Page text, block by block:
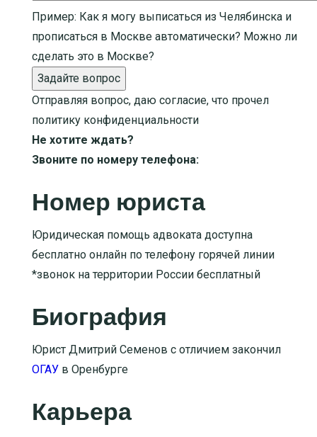
Пример: Как я могу выписаться из Челябинска и
прописаться в Москве автоматически? Можно ли
сделать это в Москве?
Задайте вопрос
Отправляя вопрос, даю согласие, что прочел
политику конфиденциальности
Не хотите ждать?
Звоните по номеру телефона:
Номер юриста
Юридическая помощь адвоката доступна
бесплатно онлайн по телефону горячей линии
*звонок на территории России бесплатный
Биография
Юрист Дмитрий Семенов с отличием закончил
ОГАУ в Оренбурге
Карьера